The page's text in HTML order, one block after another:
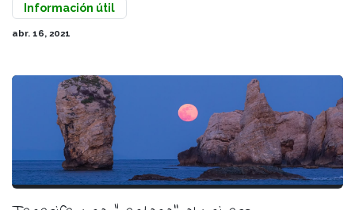
Información útil
abr. 16, 2021